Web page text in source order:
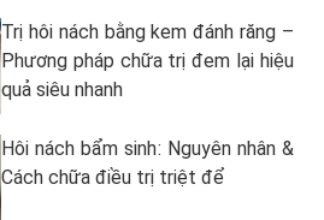
Trị hôi nách bằng kem đánh răng –
Phương pháp chữa trị đem lại hiệu
quả siêu nhanh
Hôi nách bẩm sinh: Nguyên nhân &
Cách chữa điều trị triệt để